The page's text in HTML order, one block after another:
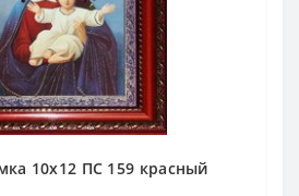
10х12 ПС 159 красный